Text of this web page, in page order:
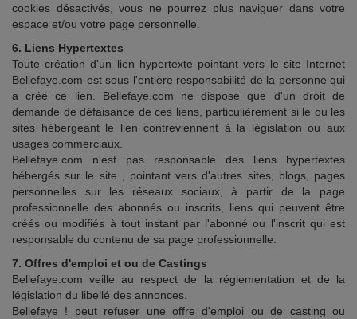
cookies désactivés, vous ne pourrez plus naviguer dans votre
espace et/ou votre page personnelle.
6. Liens Hypertextes
Toute création d'un lien hypertexte pointant vers le site Internet
Bellefaye.com est sous l'entière responsabilité de la personne qui
a créé ce lien. Bellefaye.com ne dispose que d'un droit de
demande de défaisance de ces liens, particulièrement si le ou les
sites hébergeant le lien contreviennent à la législation ou aux
usages commerciaux.
Bellefaye.com n'est pas responsable des liens hypertextes
hébergés sur le site , pointant vers d'autres sites, blogs, pages
personnelles sur les réseaux sociaux, à partir de la page
professionnelle des abonnés ou inscrits, liens qui peuvent être
créés ou modifiés à tout instant par l'abonné ou l'inscrit qui est
responsable du contenu de sa page professionnelle.
7. Offres d'emploi et ou de Castings
Bellefaye.com veille au respect de la réglementation et de la
législation du libellé des annonces.
Bellefaye ! peut refuser une offre d'emploi ou de casting ou